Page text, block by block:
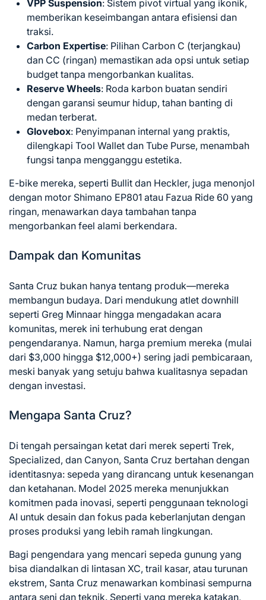
VPP Suspension: Sistem pivot virtual yang ikonik,
memberikan keseimbangan antara efisiensi dan
traksi.
Carbon Expertise: Pilihan Carbon C (terjangkau)
dan CC (ringan) memastikan ada opsi untuk setiap
budget tanpa mengorbankan kualitas.
Reserve Wheels: Roda karbon buatan sendiri
dengan garansi seumur hidup, tahan banting di
medan terberat.
Glovebox: Penyimpanan internal yang praktis,
dilengkapi Tool Wallet dan Tube Purse, menambah
fungsi tanpa mengganggu estetika.
E-bike mereka, seperti Bullit dan Heckler, juga menonjol
dengan motor Shimano EP801 atau Fazua Ride 60 yang
ringan, menawarkan daya tambahan tanpa
mengorbankan feel alami berkendara.
Dampak dan Komunitas
Santa Cruz bukan hanya tentang produk—mereka
membangun budaya. Dari mendukung atlet downhill
seperti Greg Minnaar hingga mengadakan acara
komunitas, merek ini terhubung erat dengan
pengendaranya. Namun, harga premium mereka (mulai
dari $3,000 hingga $12,000+) sering jadi pembicaraan,
meski banyak yang setuju bahwa kualitasnya sepadan
dengan investasi.
Mengapa Santa Cruz?
Di tengah persaingan ketat dari merek seperti Trek,
Specialized, dan Canyon, Santa Cruz bertahan dengan
identitasnya: sepeda yang dirancang untuk kesenangan
dan ketahanan. Model 2025 mereka menunjukkan
komitmen pada inovasi, seperti penggunaan teknologi
AI untuk desain dan fokus pada keberlanjutan dengan
proses produksi yang lebih ramah lingkungan.
Bagi pengendara yang mencari sepeda gunung yang
bisa diandalkan di lintasan XC, trail kasar, atau turunan
ekstrem, Santa Cruz menawarkan kombinasi sempurna
antara seni dan teknik. Seperti yang mereka katakan,